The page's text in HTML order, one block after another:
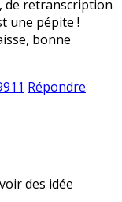
de retranscription
une pépite !
bonne
Répondre
des idée